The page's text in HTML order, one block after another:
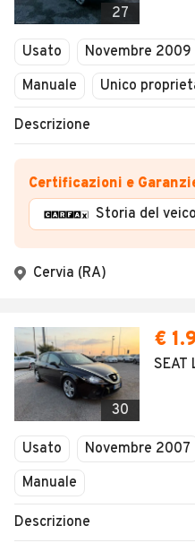
27
Usato Novembre 2009
Manuale
Unico
Descrizione
Certificazioni e
Storia del
Cervia (RA)
30
€
SEAT
Usato Novembre 2007
Manuale
Descrizione